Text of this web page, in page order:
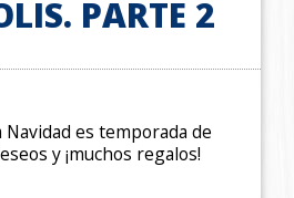
PARTE 2
es temporada de
y ¡muchos regalos!